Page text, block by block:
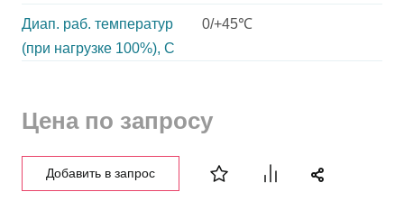
Диап. раб. температур
(при нагрузке 100%), C
0/+45℃
Цена по запросу
Добавить в запрос